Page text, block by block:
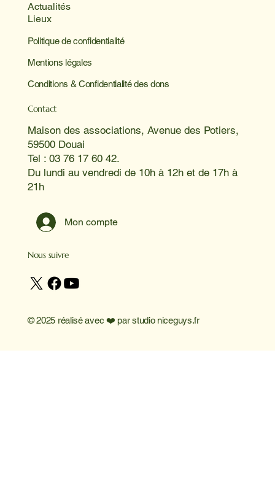
Actualités
Lieux
Politique de confidentialité
Mentions légales
Conditions & Confidentialité des dons
Contact
Maison des associations, Avenue des Potiers,
59500 Douai
Tel : 03 76 17 60 42.
Du lundi au vendredi de 10h à 12h et de 17h à
21h
Mon compte
Nous suivre
© 2025 réalisé avec ❤️ parstudio niceguys.fr